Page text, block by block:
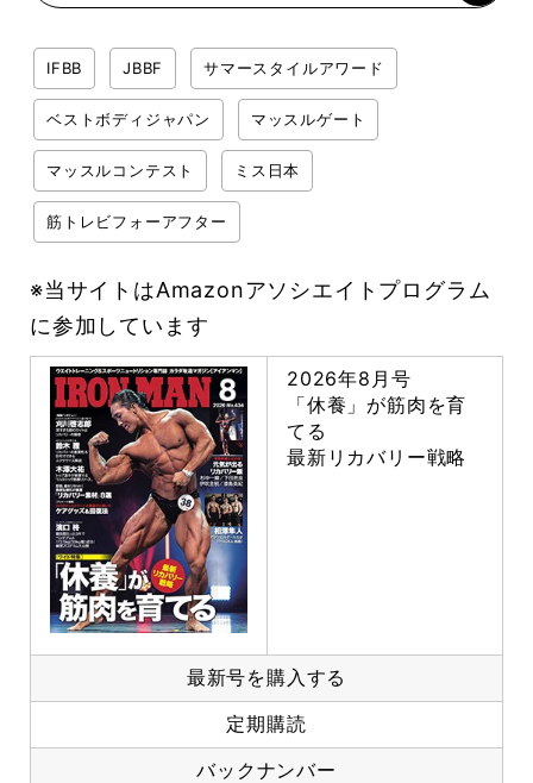
IFBB JBBF サマースタイルアワード
ベストボディジャパン マッスルゲート
マッスルコンテスト ミス日本
筋トレビフォーアフター
※当サイトはAmazonアソシエイトプログラム
に参加しています
2026年8月号
「休養」が筋肉を育
てる
最新リカバリー戦略
最新号を購入する
定期購読
バックナンバー